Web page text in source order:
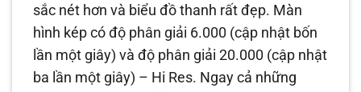
sắc nét hơn và biểu đồ thanh rất đẹp. Màn
hình kép có độ phân giải 6.000 (cập nhật bốn
lần một giây) và độ phân giải 20.000 (cập nhật
ba lần một giây) – Hi Res. Ngay cả những